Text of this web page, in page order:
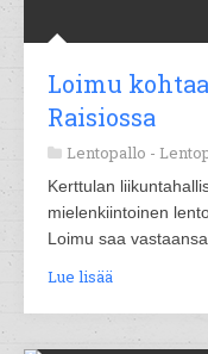
Loimu
Raisiossa
Lentopallo -
Kerttulan
mielenkiintoinen
Loimu saa
Lue lisää